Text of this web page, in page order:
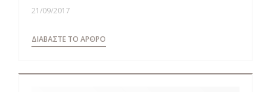
21/09/2017
ΔΙΑΒΆΣΤΕ ΤΟ ΆΡΘΡΟ